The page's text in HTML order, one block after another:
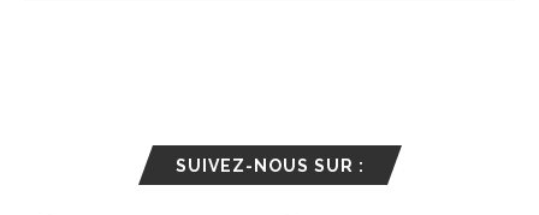
SUIVEZ-NOUS SUR :